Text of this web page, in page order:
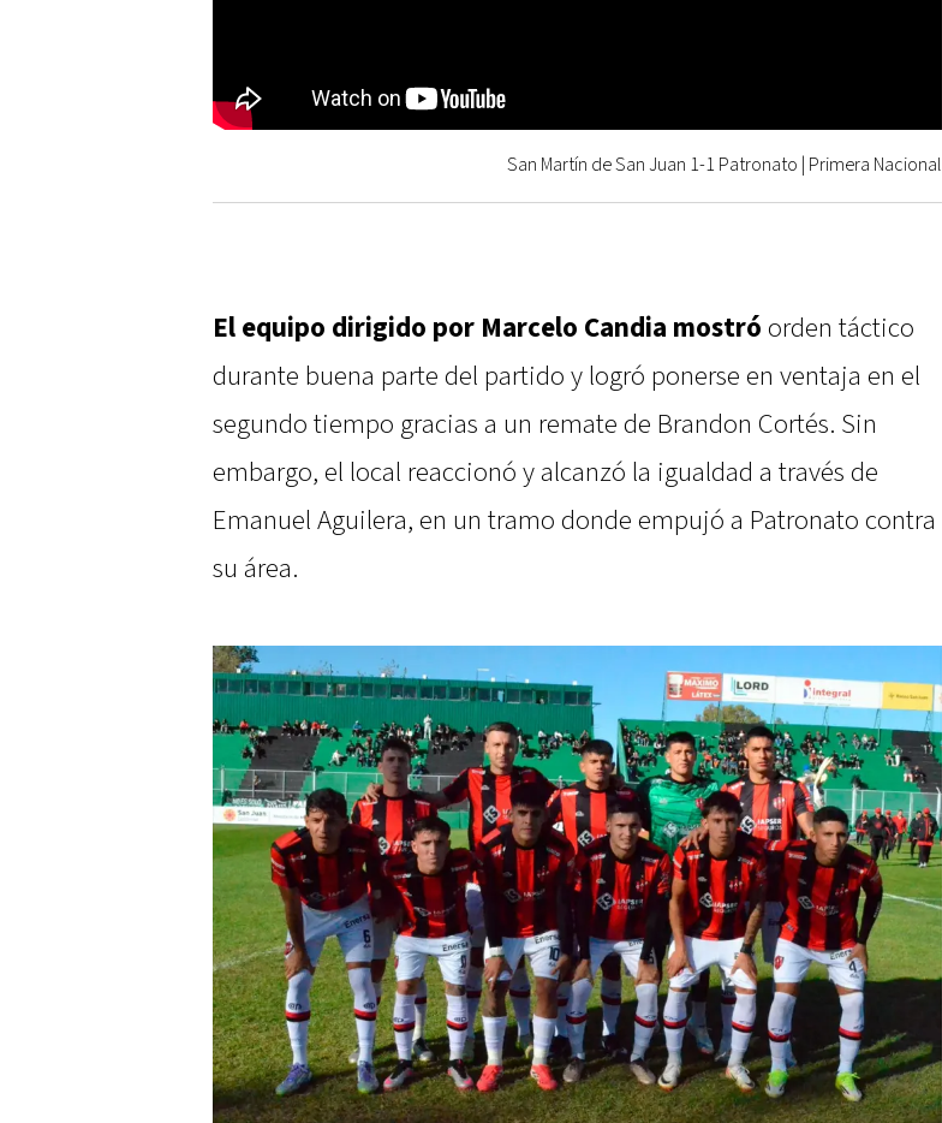
San Martín de San Juan 1-1 Patronato | Primera Nacional
El equipo dirigido por Marcelo Candia mostró orden táctico
durante buena parte del partido y logró ponerse en ventaja en el
segundo tiempo gracias a un remate de Brandon Cortés. Sin
embargo, el local reaccionó y alcanzó la igualdad a través de
Emanuel Aguilera, en un tramo donde empujó a Patronato contra
su área.